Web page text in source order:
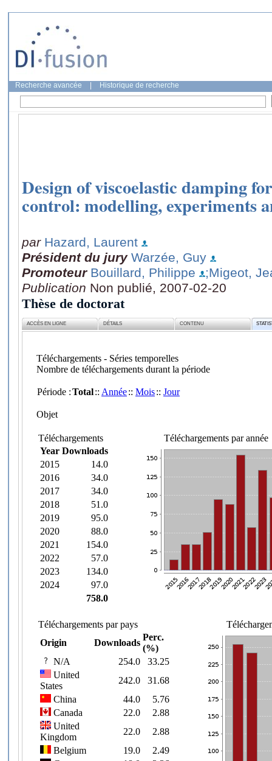
Recherche avancée Historique de recherche
Design of viscoelastic damping
control: modelling, experiments
par Hazard, Laurent
Président du jury Warzée, Guy
Promoteur Bouillard, Philippe
;Migeot,
Publication Non publié, 2007-02-20
Thèse de doctorat
ACCÈS EN LIGNE DÉTAILS CONTENU